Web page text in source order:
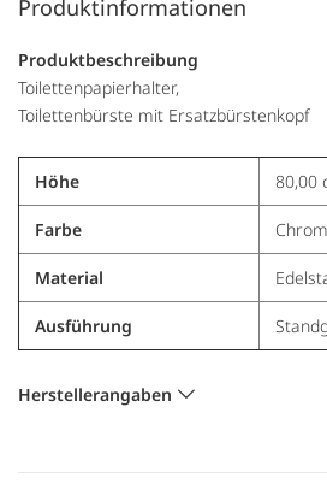
Produktinformationen
Produktbeschreibung
Toilettenpapierhalter,
Toilettenbürste mit Ersatzbürstenkopf
Höhe 80,00
Farbe Chrom
Material
Ausführung
Herstellerangaben